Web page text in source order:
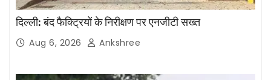
दिल्ली: बंद फैक्ट्रियों के निरीक्षण पर एनजीटी सख्त
Aug 6, 2026 Ankshree